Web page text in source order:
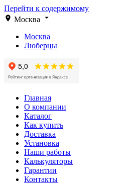
Перейти к содержимому
Москва
Москва
Люберцы
Главная
О компании
Каталог
Как купить
Доставка
Установка
Наши работы
Калькуляторы
Гарантии
Контакты